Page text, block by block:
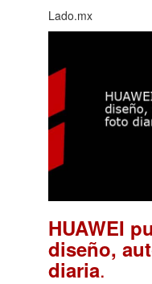
Lado.mx
HUAWEI
diseño,
diaria.